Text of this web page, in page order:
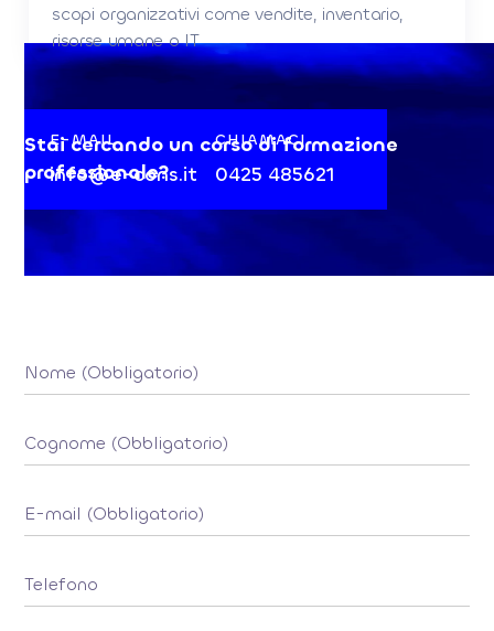
scopi organizzativi come vendite, inventario,
risorse umane o IT
Stai cercando un corso di formazione
professionale?
E-MAIL
info@e-cons.it
CHIAMACI
0425 485621